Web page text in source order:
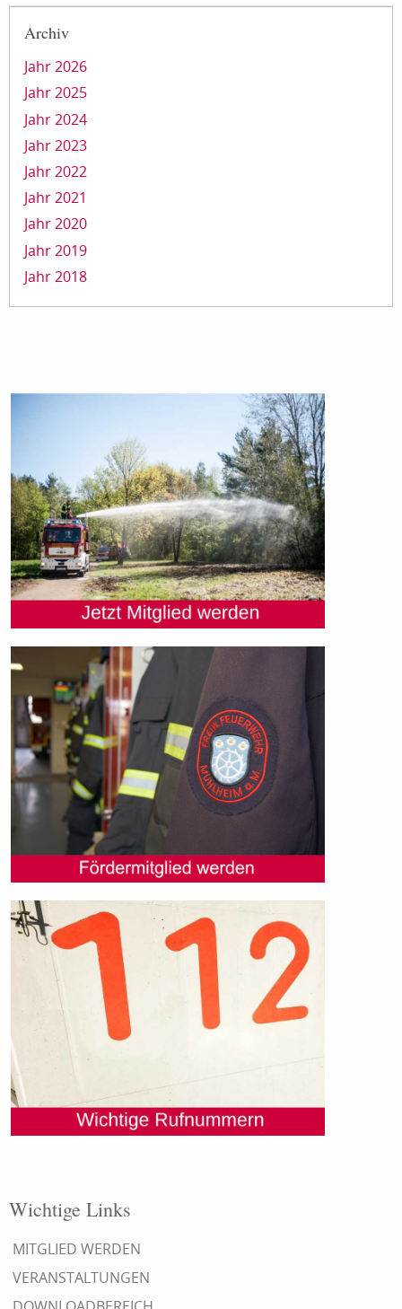
Archiv
Jahr 2026
Jahr 2025
Jahr 2024
Jahr 2023
Jahr 2022
Jahr 2021
Jahr 2020
Jahr 2019
Jahr 2018
Wichtige Links
MITGLIED WERDEN
VERANSTALTUNGEN